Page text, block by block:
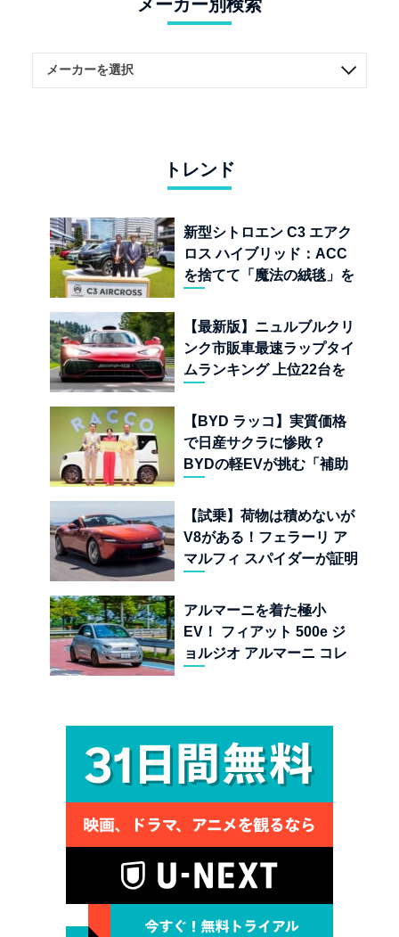
メーカー別検索
トレンド
新型シトロエン C3 エアク
ロス ハイブリッド：ACC
を捨てて「魔法の絨毯」を
児
【最新版】ニュルブルクリ
ンク市販車最速ラップタイ
ムランキング 上位22台を
【BYD ラッコ】実質価格
で日産サクラに惨敗？
BYDの軽EVが挑む「補助
界
【試乗】荷物は積めないが
V8がある！フェラーリ ア
マルフィ スパイダーが証明
ーの至福
アルマーニを着た極小
EV！ フィアット 500e ジ
ョルジオ アルマーニ コレ